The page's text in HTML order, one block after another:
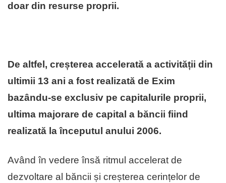
doar din resurse proprii.
De altfel, creșterea accelerată a activității din
ultimii 13 ani a fost realizată de Exim
bazându-se exclusiv pe capitalurile proprii,
ultima majorare de capital a băncii fiind
realizată la începutul anului 2006.
Având în vedere însă ritmul accelerat de
dezvoltare al băncii și creșterea cerințelor de